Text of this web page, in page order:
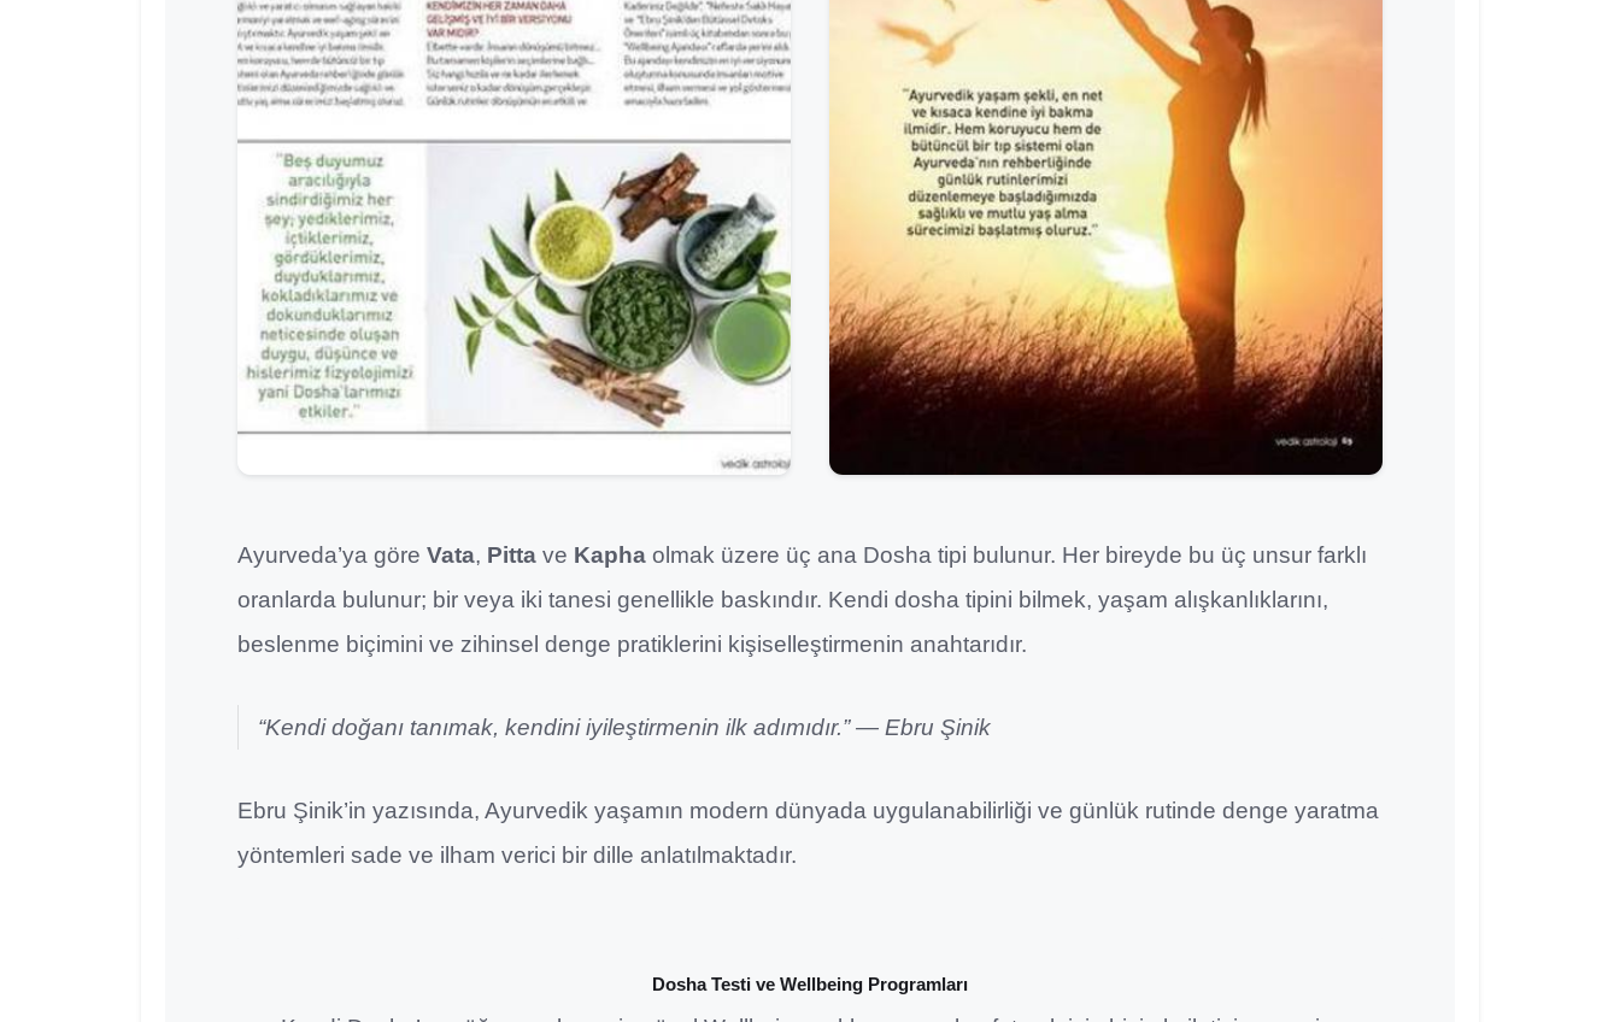
Ayurveda’ya göre Vata, Pitta ve Kapha olmak üzere üç ana Dosha tipi bulunur. Her bireyde bu üç unsur farklı
oranlarda bulunur; bir veya iki tanesi genellikle baskındır. Kendi dosha tipini bilmek, yaşam alışkanlıklarını,
beslenme biçimini ve zihinsel denge pratiklerini kişiselleştirmenin anahtarıdır.
“Kendi doğanı tanımak, kendini iyileştirmenin ilk adımıdır.” — Ebru Şinik
Ebru Şinik’in yazısında, Ayurvedik yaşamın modern dünyada uygulanabilirliği ve günlük rutinde denge yaratma
yöntemleri sade ve ilham verici bir dille anlatılmaktadır.
Dosha Testi ve Wellbeing Programları